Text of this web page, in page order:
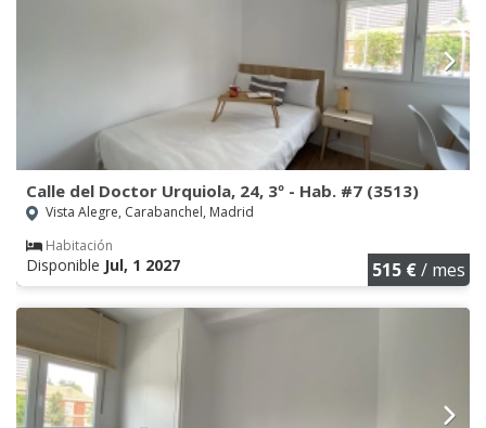
Calle del Doctor Urquiola, 24, 3º - Hab. #7 (3513)
Vista Alegre, Carabanchel, Madrid
Habitación
Disponible Jul, 1 2027 515 €/ mes